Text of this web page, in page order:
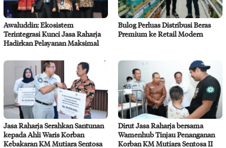
Awaluddin: Ekosistem
Terintegrasi Kunci Jasa Raharja
Hadirkan Pelayanan Maksimal
Bulog Perluas Distribusi Beras
Premium ke Retail Modern
Jasa Raharja Serahkan Santunan
kepada Ahli Waris Korban
Kebakaran KM Mutiara Sentosa
Dirut Jasa Raharja bersama
Wamenhub Tinjau Penanganan
Korban KM Mutiara Sentosa II